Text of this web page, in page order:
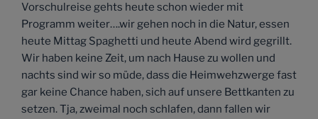
Vorschulreise gehts heute schon wieder mit
Programm weiter….wir gehen noch in die Natur, essen
heute Mittag Spaghetti und heute Abend wird gegrillt.
Wir haben keine Zeit, um nach Hause zu wollen und
nachts sind wir so müde, dass die Heimwehzwerge fast
gar keine Chance haben, sich auf unsere Bettkanten zu
setzen. Tja, zweimal noch schlafen, dann fallen wir